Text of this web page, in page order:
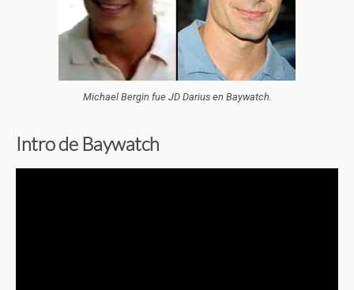
Michael Bergin fue JD Darius en Baywatch.
Intro de Baywatch